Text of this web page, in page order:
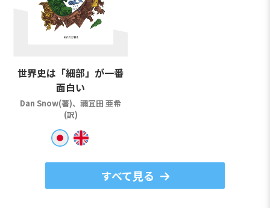
世界史は「細部」が一番
面白い
Dan Snow(著)、禰冝田 亜希
(訳)
すべて見る